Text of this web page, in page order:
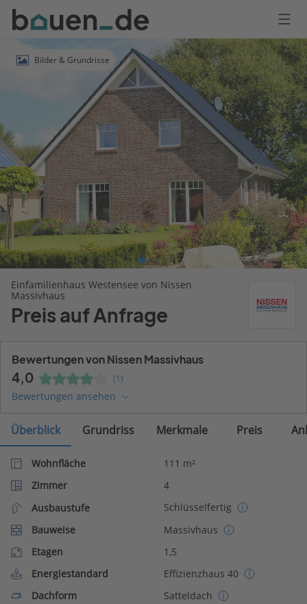
Bauen
Logo
Anmelden
Bilder & Grundrisse
Einfamilienhaus Westensee von Nissen
Massivhaus
Preis auf Anfrage
Bewertungen von Nissen Massivhaus
4,0 (1)
Bewertungen ansehen
Überblick Grundriss Merkmale Preis
Wohnfläche
111 m²
Zimmer
4
Ausbaustufe
Schlüsselfertig
Bauweise
Massivhaus
Etagen
1,5
Energiestandard
Effizienzhaus 40
Dachform
Satteldach